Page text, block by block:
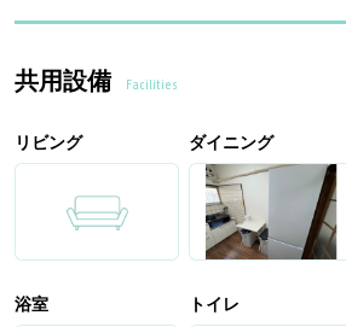
共用設備 Facilities
リビング ダイニング
浴室 トイレ